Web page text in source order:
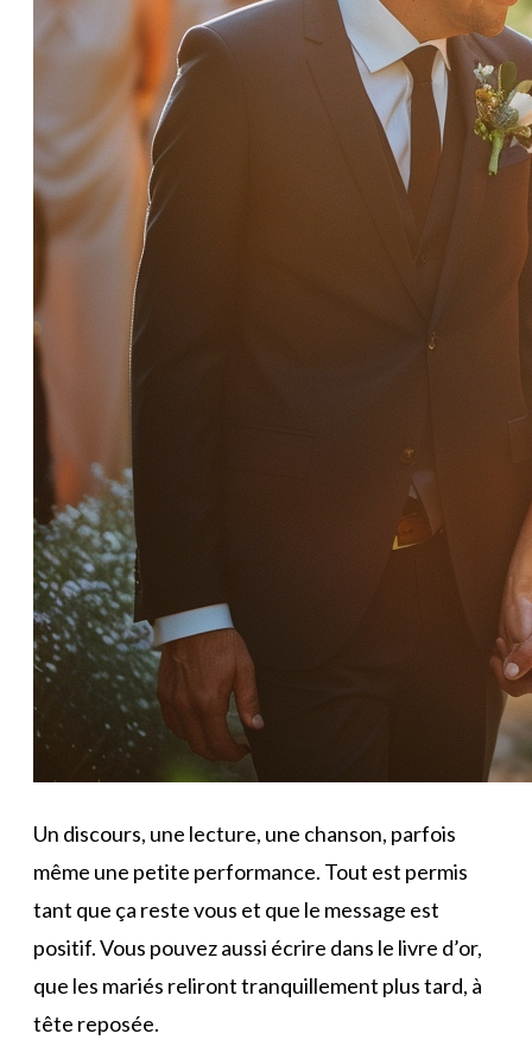
Un discours, une lecture, une chanson, parfois
même une petite performance. Tout est permis
tant que ça reste vous et que le message est
positif. Vous pouvez aussi écrire dans le livre d’or,
que les mariés reliront tranquillement plus tard, à
tête reposée.